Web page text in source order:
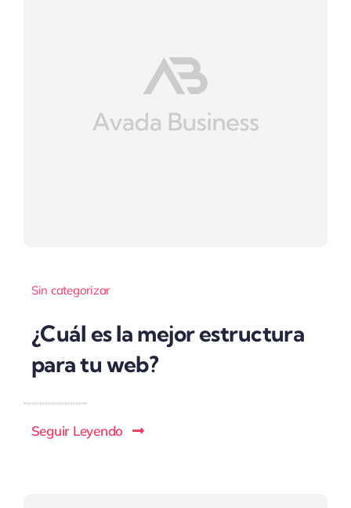
Sin categorizar
¿Cuál es la mejor estructura
para tu web?
Seguir Leyendo